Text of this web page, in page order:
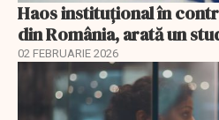
Haos instituțional în
din România, arată un
02 FEBRUARIE 2026